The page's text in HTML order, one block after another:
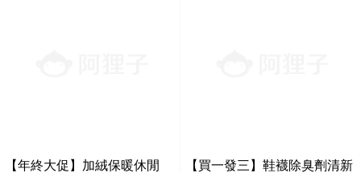
【年終大促】加絨保暖休閒
【買一發三】鞋襪除臭劑清新